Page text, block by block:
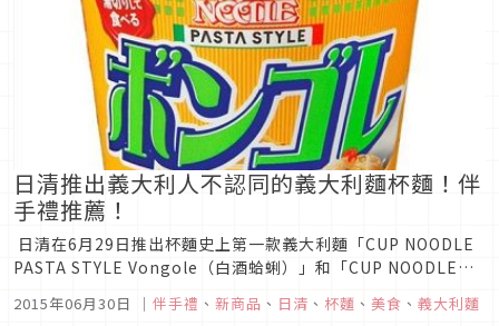
日清推出義大利人不認同的義大利麵杯麵！伴
手禮推薦！
日清在6月29日推出杯麵史上第一款義大利麵「CUP NOODLE
PASTA STYLE Vongole（白酒蛤蜊）」和「CUP NOODLE
得到當地的加持，他們還特地飛到義大利麵的發源地，義大利托
2015年06月30日 ｜ 伴手禮 、 新商品 、 日清 、 杯麵 、 美食 、 義大利麵